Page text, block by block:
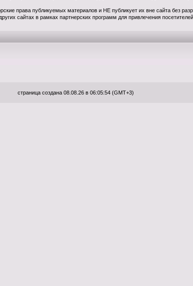
права публикуемых материалов и НЕ публикует их вне сайта без
сайтах в рамках партнерских программ для привлечения
страница создана 08.08.26 в 06:05:54 (GMT+3)